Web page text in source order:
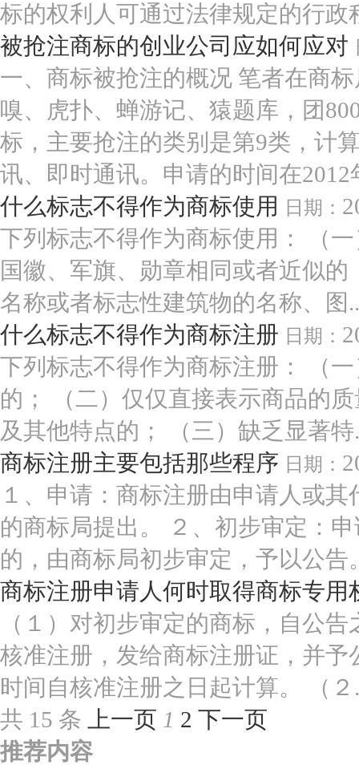
标的权利人可通过法律规定的行政
被抢注商标的创业公司应如何应对
一、商标被抢注的概况 笔者在商
嗅、虎扑、蝉游记、猿题库，团
标，主要抢注的类别是第9类，计
讯、即时通讯。申请的时间在2012
什么标志不得作为商标使用
日期：
下列标志不得作为商标使用： （
国徽、军旗、勋章相同或者近似
名称或者标志性建筑物的名称、图
什么标志不得作为商标注册 日期：
下列标志不得作为商标注册： （
的； （二）仅仅直接表示商品的
及其他特点的； （三）缺乏显著特
商标注册主要包括那些程序 日期：
１、申请：商标注册由申请人或
的商标局提出。 ２、初步审定：
的，由商标局初步审定，予以公告
商标注册申请人何时取得商标专用
（１）对初步审定的商标，自公
核准注册，发给商标注册证，并
时间自核准注册之日起计算。 （２
共 15 条
上一页 1 2 下一页
推荐内容